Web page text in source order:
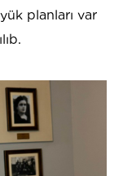
planları var